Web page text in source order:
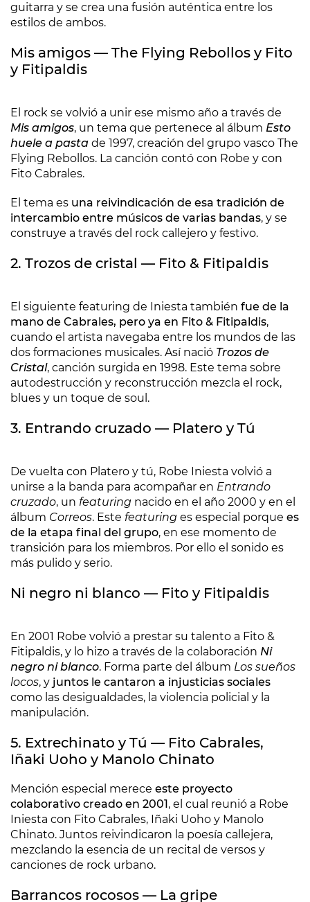
guitarra y se crea una fusión auténtica entre los
estilos de ambos.
Mis amigos — The Flying Rebollos y Fito
y Fitipaldis
El rock se volvió a unir ese mismo año a través de
Mis amigos, un tema que pertenece al álbum Esto
huele a pasta de 1997, creación del grupo vasco The
Flying Rebollos. La canción contó con Robe y con
Fito Cabrales.
El tema es una reivindicación de esa tradición de
intercambio entre músicos de varias bandas, y se
construye a través del rock callejero y festivo.
2. Trozos de cristal — Fito & Fitipaldis
El siguiente featuring de Iniesta también fue de la
mano de Cabrales, pero ya en Fito & Fitipaldis,
cuando el artista navegaba entre los mundos de las
dos formaciones musicales. Así nació Trozos de
Cristal, canción surgida en 1998. Este tema sobre
autodestrucción y reconstrucción mezcla el rock,
blues y un toque de soul.
3. Entrando cruzado — Platero y Tú
De vuelta con Platero y tú, Robe Iniesta volvió a
unirse a la banda para acompañar en Entrando
cruzado, un featuring nacido en el año 2000 y en el
álbum Correos. Este featuring es especial porque es
de la etapa final del grupo, en ese momento de
transición para los miembros. Por ello el sonido es
más pulido y serio.
Ni negro ni blanco — Fito y Fitipaldis
En 2001 Robe volvió a prestar su talento a Fito &
Fitipaldis, y lo hizo a través de la colaboración Ni
negro ni blanco. Forma parte del álbum Los sueños
locos, y juntos le cantaron a injusticias sociales
como las desigualdades, la violencia policial y la
manipulación.
5. Extrechinato y Tú — Fito Cabrales,
Iñaki Uoho y Manolo Chinato
Mención especial merece este proyecto
colaborativo creado en 2001, el cual reunió a Robe
Iniesta con Fito Cabrales, Iñaki Uoho y Manolo
Chinato. Juntos reivindicaron la poesía callejera,
mezclando la esencia de un recital de versos y
canciones de rock urbano.
Barrancos rocosos — La gripe